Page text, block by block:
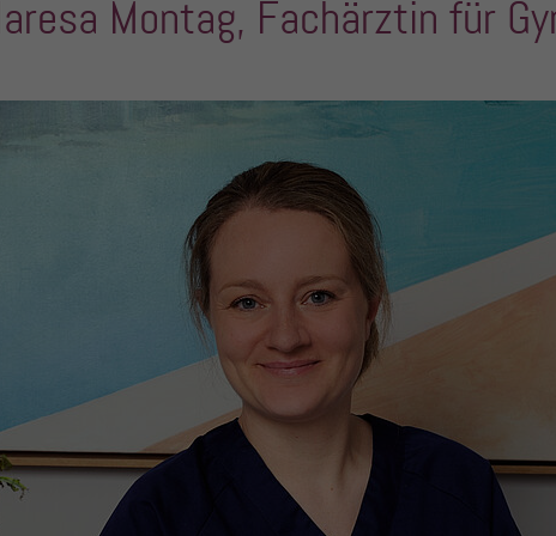
Montag, Fachärztin für
PHP
Betrieb TYPO3